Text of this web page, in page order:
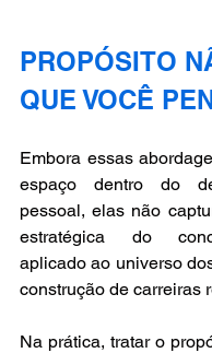
PROPÓSITO
QUE VOCÊ
Embora essas
espaço dentro do
pessoal, elas não
estratégica do
aplicado ao universo
construção de carreiras
Na prática, tratar o